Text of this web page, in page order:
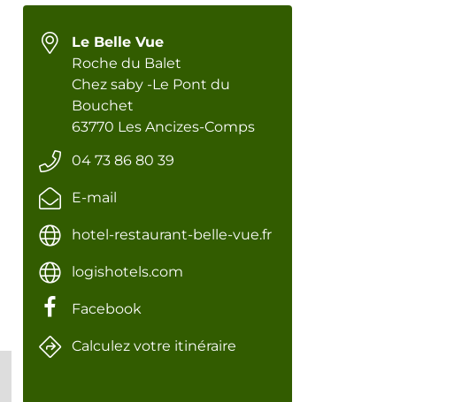
Le Belle Vue
Roche du Balet
Chez saby -Le Pont du
Bouchet
63770 Les Ancizes-Comps
04 73 86 80 39
E-mail
hotel-restaurant-belle-vue.fr
logishotels.com
Facebook
Calculez votre itinéraire